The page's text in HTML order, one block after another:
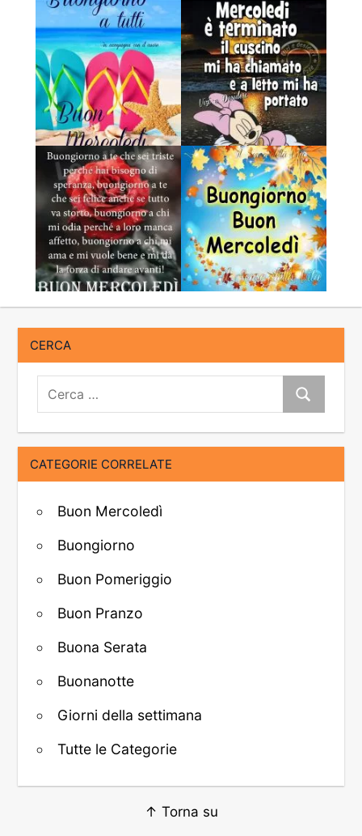
CERCA
Cerca:
Cerca
CATEGORIE CORRELATE
Buon Mercoledì
Buongiorno
Buon Pomeriggio
Buon Pranzo
Buona Serata
Buonanotte
Giorni della settimana
Tutte le Categorie
↑ Torna su